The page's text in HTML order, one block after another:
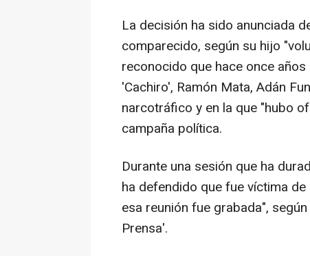
La decisión ha sido anunciada
comparecido, según su hijo
reconocido que hace once
'Cachiro', Ramón Mata, Adán
narcotráfico y en la que "hubo
campaña política.
Durante una sesión que ha
ha defendido que fue víctima
esa reunión fue grabada",
Prensa'.